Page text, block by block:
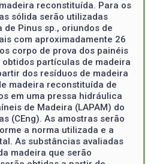
reconstituída. Para os
sólida serão utilizadas
de Pinus sp., oriundos de
com aproximadamente 26
corpo de prova dos painéis
partículas de madeira
dos resíduos de madeira
madeira reconstituída de
em uma pressa hidráulica
de Madeira (LAPAM) do
(CEng). As amostras serão
a norma utilizada e a
As substâncias avaliadas
madeira que serão